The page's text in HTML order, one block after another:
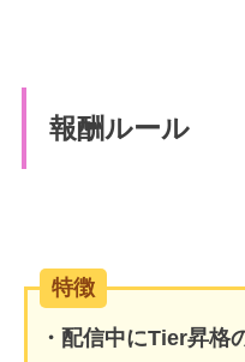
報酬ルール
特徴
・配信中にTier昇格